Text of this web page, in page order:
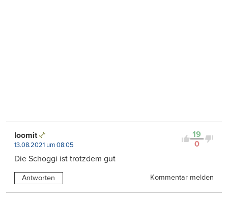
19
0
loomit
13.08.2021 um 08:05
Die Schoggi ist trotzdem gut
Antworten Kommentar melden